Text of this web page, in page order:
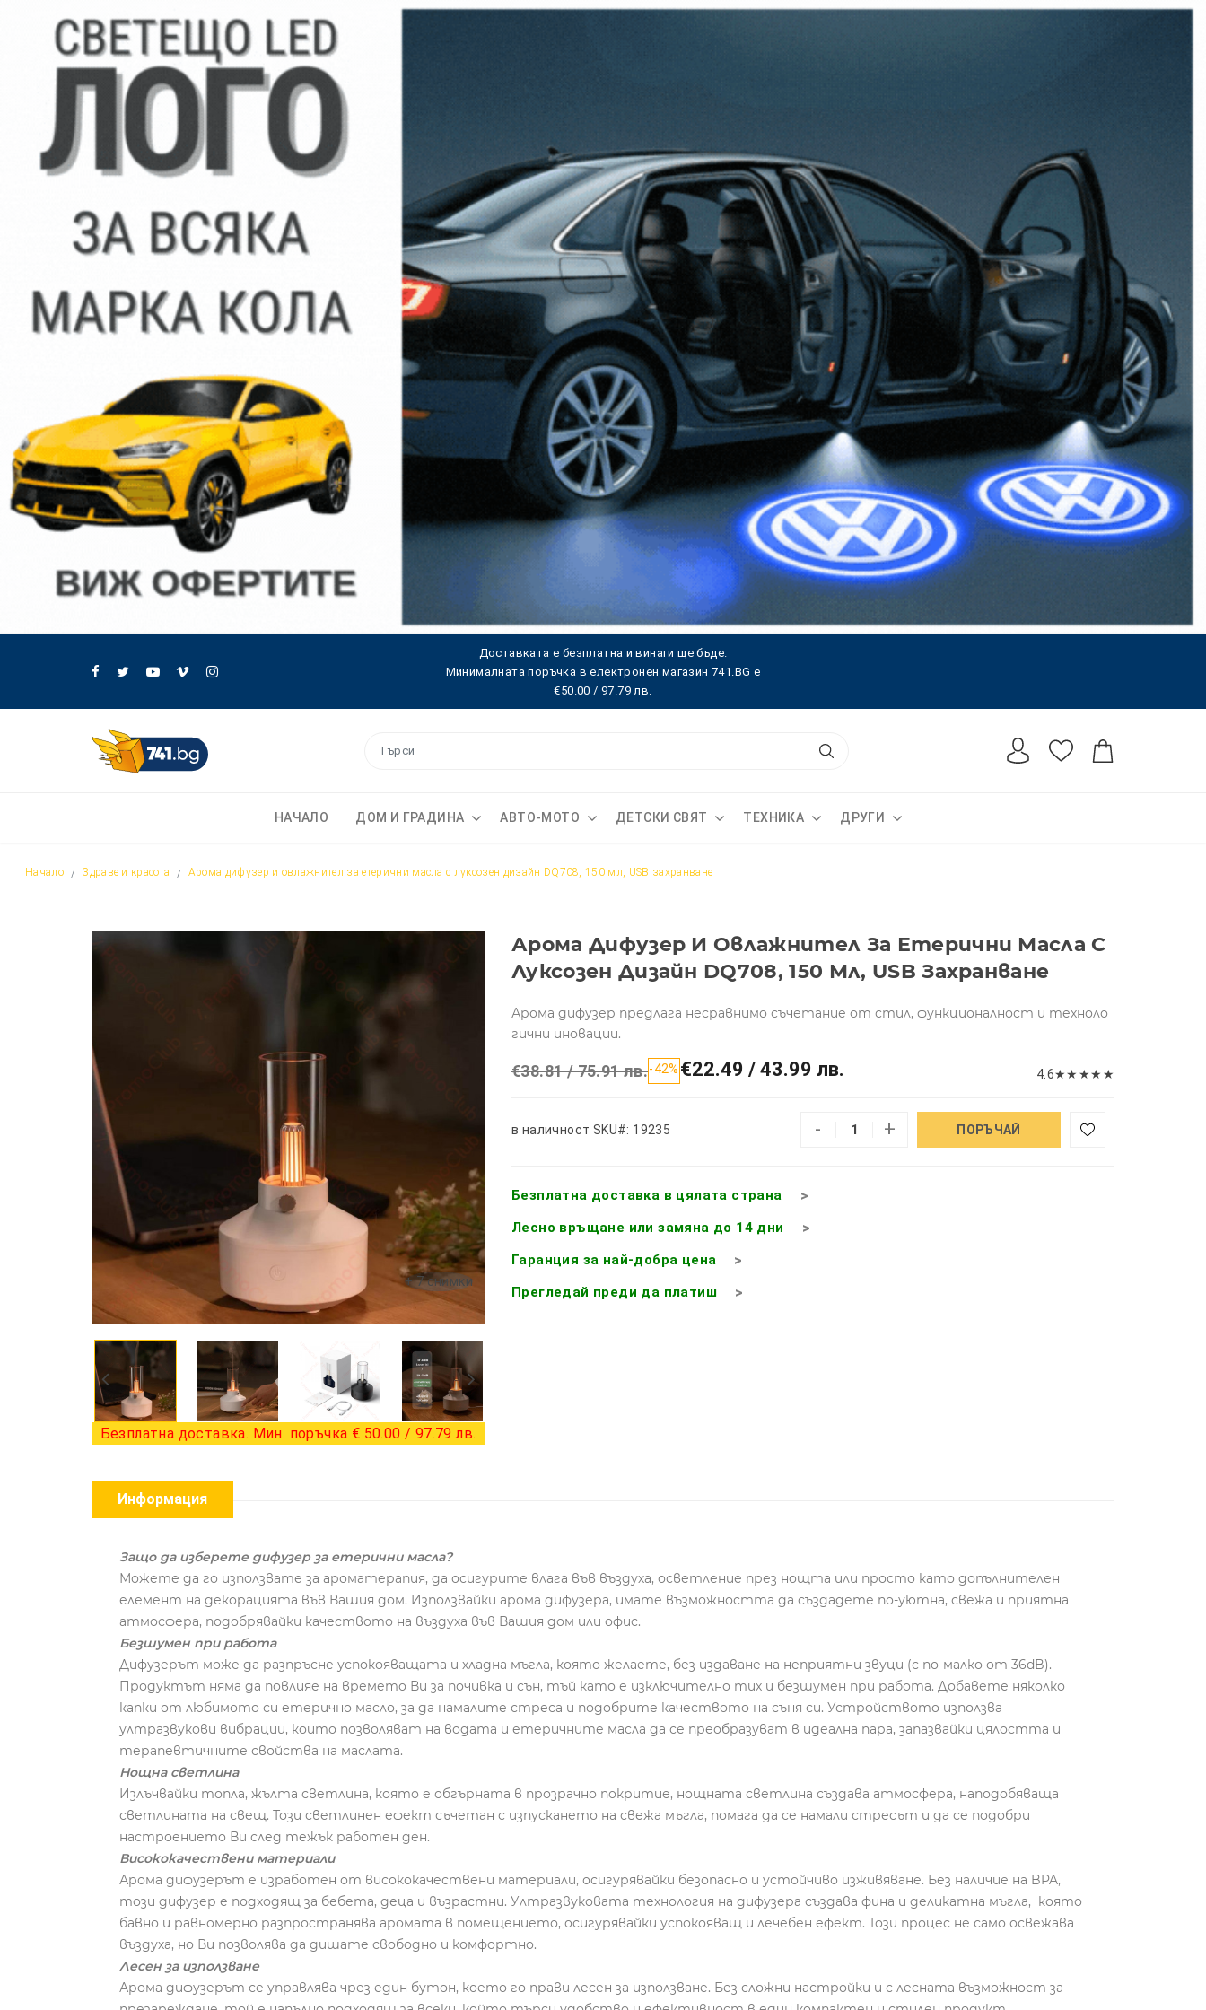
Доставката е безплатна и винаги ще бъде.
Минималната поръчка в електронен магазин 741.BG е
€50.00 / 97.79 лв.
НАЧАЛО ДОМ И ГРАДИНА АВТО-МОТО ДЕТСКИ СВЯТ ТЕХНИКА ДРУГИ
Начало Здраве и красота Арома дифузер и овлажнител за етерични масла с луксозен дизайн DQ708, 150 мл, USB захранване
+ 7 снимки
Безплатна доставка. Мин. поръчка € 50.00 / 97.79 лв.
Арома Дифузер И Овлажнител За Етерични Масла С
Луксозен Дизайн DQ708, 150 Мл, USB Захранване
Арома дифузер предлага несравнимо съчетание от стил, функционалност и техноло
гични иновации.
€38.81 / 75.91 лв.-42% €22.49 / 43.99 лв. 4.6★★ ★★ ★
в наличност SKU#: 19235 - + ПОРЪЧАЙ
Безплатна доставка в цялата страна
Лесно връщане или замяна до 14 дни
Гаранция за най-добра цена
Прегледай преди да платиш
Информация
Защо да изберете дифузер за етерични масла?
Можете да го използвате за ароматерапия, да осигурите влага във въздуха, осветление през нощта или просто като допълнителен
елемент на декорацията във Вашия дом. Използвайки арома дифузера, имате възможността да създадете по-уютна, свежа и приятна
атмосфера, подобрявайки качеството на въздуха във Вашия дом или офис.
Безшумен при работа
Дифузерът може да разпръсне успокояващата и хладна мъгла, която желаете, без издаване на неприятни звуци (с по-малко от 36dB).
Продуктът няма да повлияе на времето Ви за почивка и сън, тъй като е изключително тих и безшумен при работа. Добавете няколко
капки от любимото си етерично масло, за да намалите стреса и подобрите качеството на съня си. Устройството използва
ултразвукови вибрации, които позволяват на водата и етеричните масла да се преобразуват в идеална пара, запазвайки цялостта и
терапевтичните свойства на маслата.
Нощна светлина
Излъчвайки топла, жълта светлина, която е обгърната в прозрачно покритие, нощната светлина създава атмосфера, наподобяваща
светлината на свещ. Този светлинен ефект съчетан с изпускането на свежа мъгла, помага да се намали стресът и да се подобри
настроението Ви след тежък работен ден.
Висококачествени материали
Арома дифузерът е изработен от висококачествени материали, осигурявайки безопасно и устойчиво изживяване. Без наличие на BPA,
този дифузер е подходящ за бебета, деца и възрастни. Ултразвуковата технология на дифузера създава фина и деликатна мъгла, която
бавно и равномерно разпространява аромата в помещението, осигурявайки успокояващ и лечебен ефект. Този процес не само освежава
въздуха, но Ви позволява да дишате свободно и комфортно.
Лесен за използване
Арома дифузерът се управлява чрез един бутон, което го прави лесен за използване. Без сложни настройки и с лесната възможност за